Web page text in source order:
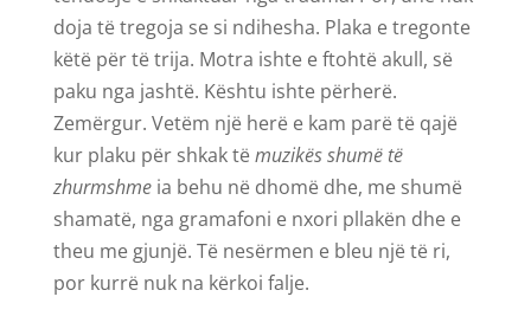
doja të tregoja se si ndihesha. Plaka e tregonte
këtë për të trija. Motra ishte e ftohtë akull, së
paku nga jashtë. Kështu ishte përherë.
Zemërgur. Vetëm një herë e kam parë të qajë
kur plaku për shkak tëmuzikës shumë të
zhurmshme ia behu në dhomë dhe, me shumë
shamatë, nga gramafoni e nxori pllakën dhe e
theu me gjunjë. Të nesërmen e bleu një të ri,
por kurrë nuk na kërkoi falje.